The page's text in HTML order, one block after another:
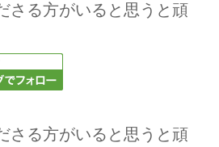
さる方がいると思うと頑
さる方がいると思うと頑